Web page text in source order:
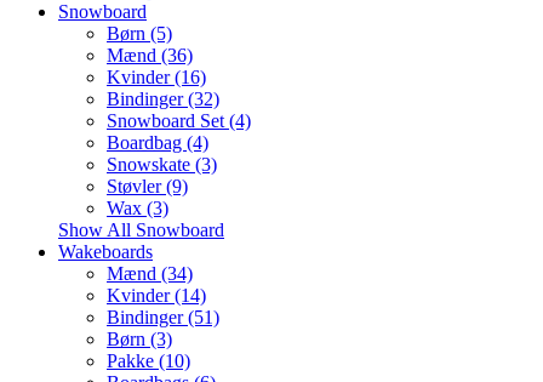
Snowboard
Børn (5)
Mænd (36)
Kvinder (16)
Bindinger (32)
Snowboard Set (4)
Boardbag (4)
Snowskate (3)
Støvler (9)
Wax (3)
Show All Snowboard
Wakeboards
Mænd (34)
Kvinder (14)
Bindinger (51)
Børn (3)
Pakke (10)